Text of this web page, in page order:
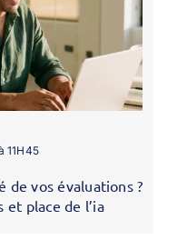
11H45
vos évaluations ?
place de l’ia